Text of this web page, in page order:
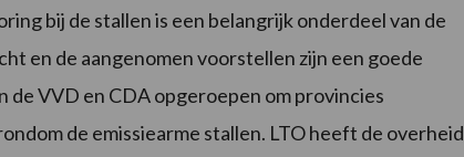
bij de stallen is een belangrijk onderdeel van de
en de aangenomen voorstellen zijn een goede
VVD en CDA opgeroepen om provincies
de emissiearme stallen. LTO heeft de overheid